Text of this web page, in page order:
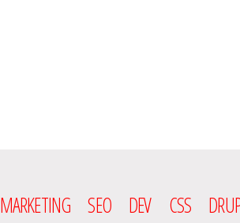
MARKETING SEO DEV CSS